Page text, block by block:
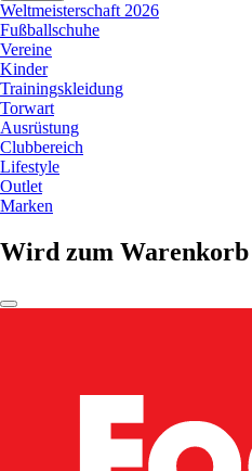
Weltmeisterschaft 2026
Fußballschuhe
Vereine
Kinder
Trainingskleidung
Torwart
Ausrüstung
Clubbereich
Lifestyle
Outlet
Marken
Wird zum Warenkorb